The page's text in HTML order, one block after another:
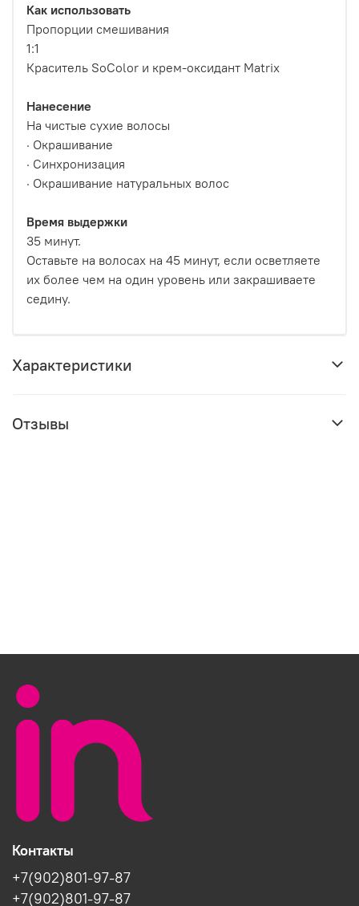
Как использовать
Пропорции смешивания
1:1
Краситель SoColor и крем-оксидант Matrix
Нанесение
На чистые сухие волосы
· Окрашивание
· Синхронизация
· Окрашивание натуральных волос
Время выдержки
35 минут.
Оставьте на волосах на 45 минут, если осветляете
их более чем на один уровень или закрашиваете
седину.
Характеристики
Отзывы
Контакты
+7(902)801-97-87
+7(902)801-97-87